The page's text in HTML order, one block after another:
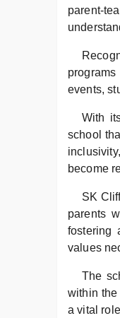
parent-
events,
With
school
become
SK
parents
fostering
values
The
within the
a vital